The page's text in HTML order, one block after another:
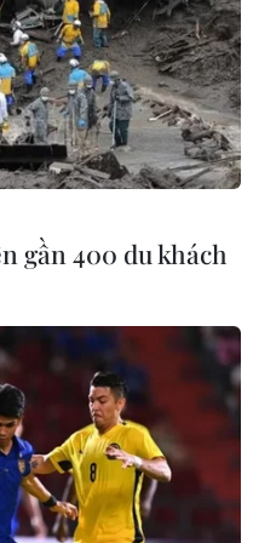
gần 400 du khách